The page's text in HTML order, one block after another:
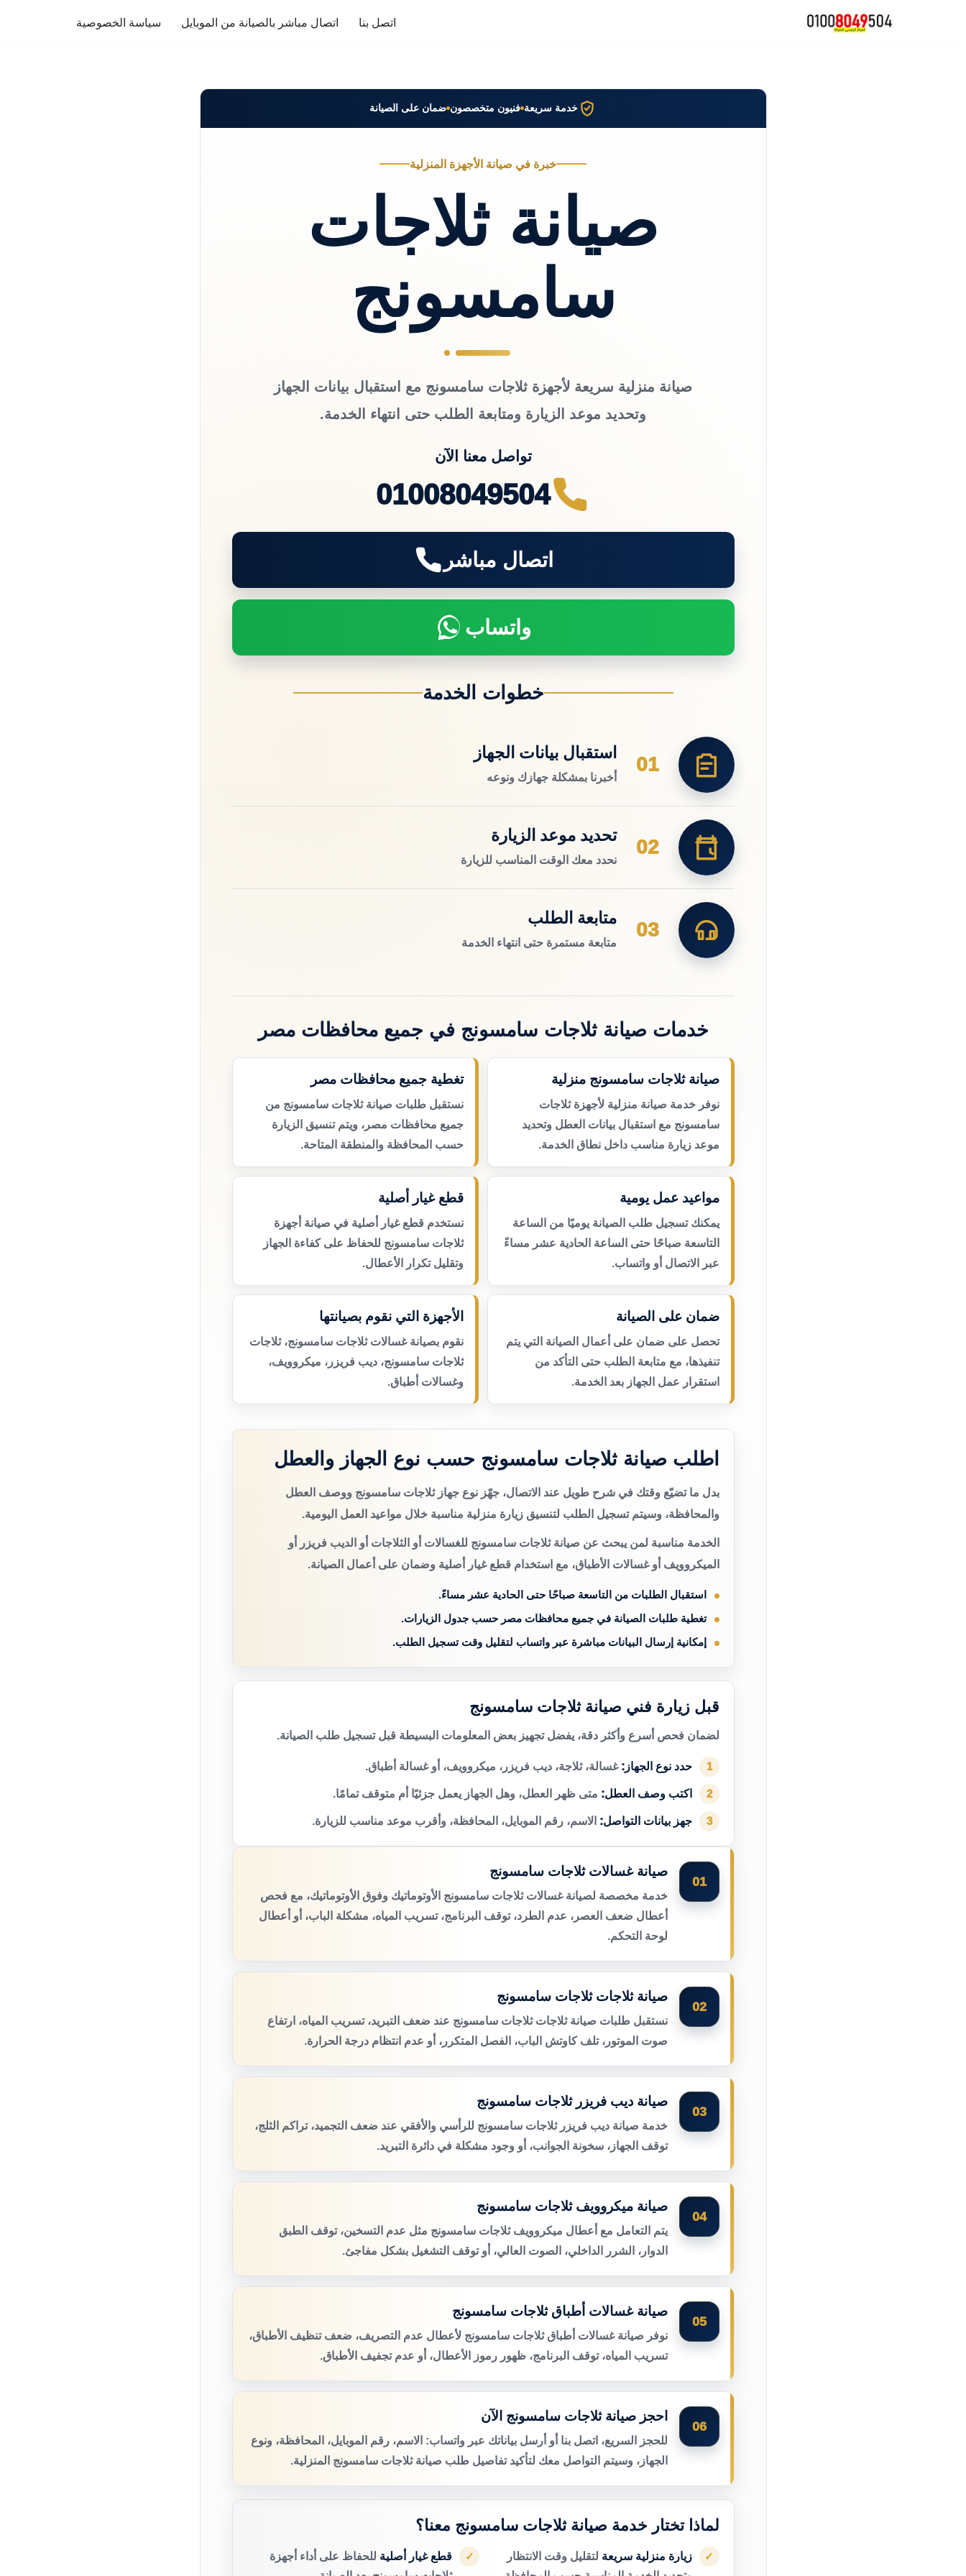
اتصل بنا اتصال مباشر بالصيانة من الموبايل سياسة الخصوصية
خدمة سريعة فنيون متخصصون ضمان على الصيانة
خبرة في صيانة الأجهزة المنزلية
صيانة ثلاجات
سامسونج
صيانة منزلية سريعة لأجهزة ثلاجات سامسونج مع استقبال بيانات الجهاز
وتحديد موعد الزيارة ومتابعة الطلب حتى انتهاء الخدمة.
تواصل معنا الآن
01008049504
اتصال مباشر
واتساب
خطوات الخدمة
01
استقبال بيانات الجهاز
أخبرنا بمشكلة جهازك ونوعه
02
تحديد موعد الزيارة
نحدد معك الوقت المناسب للزيارة
03
متابعة الطلب
متابعة مستمرة حتى انتهاء الخدمة
خدمات صيانة ثلاجات سامسونج في جميع محافظات مصر
صيانة ثلاجات سامسونج منزلية
نوفر خدمة صيانة منزلية لأجهزة ثلاجات
سامسونج مع استقبال بيانات العطل وتحديد
موعد زيارة مناسب داخل نطاق الخدمة.
تغطية جميع محافظات مصر
نستقبل طلبات صيانة ثلاجات سامسونج من
جميع محافظات مصر، ويتم تنسيق الزيارة
حسب المحافظة والمنطقة المتاحة.
مواعيد عمل يومية
يمكنك تسجيل طلب الصيانة يوميًا من الساعة
التاسعة صباحًا حتى الساعة الحادية عشر مساءً
عبر الاتصال أو واتساب.
قطع غيار أصلية
نستخدم قطع غيار أصلية في صيانة أجهزة
ثلاجات سامسونج للحفاظ على كفاءة الجهاز
وتقليل تكرار الأعطال.
ضمان على الصيانة
تحصل على ضمان على أعمال الصيانة التي يتم
تنفيذها، مع متابعة الطلب حتى التأكد من
استقرار عمل الجهاز بعد الخدمة.
الأجهزة التي نقوم بصيانتها
نقوم بصيانة غسالات ثلاجات سامسونج، ثلاجات
ثلاجات سامسونج، ديب فريزر، ميكروويف،
وغسالات أطباق.
اطلب صيانة ثلاجات سامسونج حسب نوع الجهاز والعطل
بدل ما تضيّع وقتك في شرح طويل عند الاتصال، جهّز نوع جهاز ثلاجات سامسونج ووصف العطل
والمحافظة، وسيتم تسجيل الطلب لتنسيق زيارة منزلية مناسبة خلال مواعيد العمل اليومية.
الخدمة مناسبة لمن يبحث عن صيانة ثلاجات سامسونج للغسالات أو الثلاجات أو الديب فريزر أو
الميكروويف أو غسالات الأطباق، مع استخدام قطع غيار أصلية وضمان على أعمال الصيانة.
استقبال الطلبات من التاسعة صباحًا حتى الحادية عشر مساءً.
تغطية طلبات الصيانة في جميع محافظات مصر حسب جدول الزيارات.
إمكانية إرسال البيانات مباشرة عبر واتساب لتقليل وقت تسجيل الطلب.
قبل زيارة فني صيانة ثلاجات سامسونج
لضمان فحص أسرع وأكثر دقة، يفضل تجهيز بعض المعلومات البسيطة قبل تسجيل طلب الصيانة.
1 حدد نوع الجهاز: غسالة، ثلاجة، ديب فريزر، ميكروويف، أو غسالة أطباق.
2 اكتب وصف العطل: متى ظهر العطل، وهل الجهاز يعمل جزئيًا أم متوقف تمامًا.
3 جهز بيانات التواصل: الاسم، رقم الموبايل، المحافظة، وأقرب موعد مناسب للزيارة.
01
صيانة غسالات ثلاجات سامسونج
خدمة مخصصة لصيانة غسالات ثلاجات سامسونج الأوتوماتيك وفوق الأوتوماتيك، مع فحص
أعطال ضعف العصر، عدم الطرد، توقف البرنامج، تسريب المياه، مشكلة الباب، أو أعطال
لوحة التحكم.
02
صيانة ثلاجات ثلاجات سامسونج
نستقبل طلبات صيانة ثلاجات ثلاجات سامسونج عند ضعف التبريد، تسريب المياه، ارتفاع
صوت الموتور، تلف كاوتش الباب، الفصل المتكرر، أو عدم انتظام درجة الحرارة.
03
صيانة ديب فريزر ثلاجات سامسونج
خدمة صيانة ديب فريزر ثلاجات سامسونج للرأسي والأفقي عند ضعف التجميد، تراكم الثلج،
توقف الجهاز، سخونة الجوانب، أو وجود مشكلة في دائرة التبريد.
04
صيانة ميكروويف ثلاجات سامسونج
يتم التعامل مع أعطال ميكروويف ثلاجات سامسونج مثل عدم التسخين، توقف الطبق
الدوار، الشرر الداخلي، الصوت العالي، أو توقف التشغيل بشكل مفاجئ.
05
صيانة غسالات أطباق ثلاجات سامسونج
نوفر صيانة غسالات أطباق ثلاجات سامسونج لأعطال عدم التصريف، ضعف تنظيف الأطباق،
تسريب المياه، توقف البرنامج، ظهور رموز الأعطال، أو عدم تجفيف الأطباق.
06
احجز صيانة ثلاجات سامسونج الآن
للحجز السريع، اتصل بنا أو أرسل بياناتك عبر واتساب: الاسم، رقم الموبايل، المحافظة، ونوع
الجهاز، وسيتم التواصل معك لتأكيد تفاصيل طلب صيانة ثلاجات سامسونج المنزلية.
لماذا تختار خدمة صيانة ثلاجات سامسونج معنا؟
✓ زيارة منزلية سريعة لتقليل وقت الانتظار
✓ قطع غيار أصلية للحفاظ على أداء أجهزة